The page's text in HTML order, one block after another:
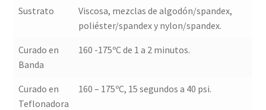
Sustrato
Viscosa, mezclas de algodón/spandex,
poliéster/spandex y nylon/spandex.
Curado en
Banda
160 -175ºC de 1 a 2 minutos.
Curado en
Teflonadora
160 – 175ºC, 15 segundos a 40 psi.